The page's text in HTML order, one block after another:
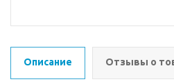
Описание Отзывы о